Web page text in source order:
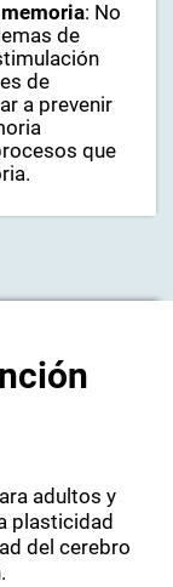
: No
de
de
a prevenir
que
adultos y
plasticidad
del cerebro